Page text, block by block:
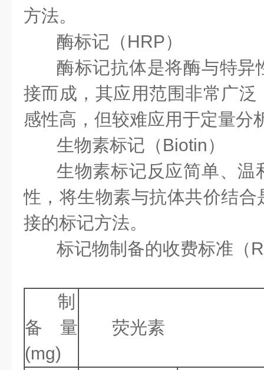
方法。
酶标记（HRP）
酶标记抗体是将酶与特异
接而成，其应用范围非常广
感性高，但较难应用于定量分
生物素标记（Biotin）
生物素标记反应简单、温
性，将生物素与抗体共价结
接的标记方法。
标记物制备的收费标准（
制
备量
(mg)
荧光素